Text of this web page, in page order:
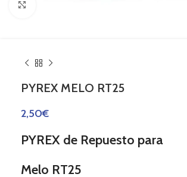
PYREX MELO RT25
2,50€
PYREX de Repuesto para
Melo RT25